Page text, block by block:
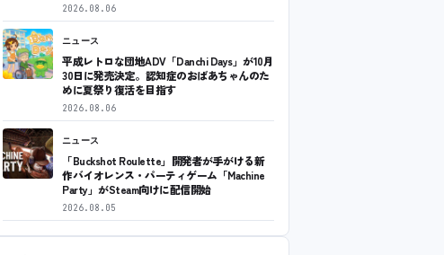
2026.08.06
ニュース
平成レトロな団地ADV「Danchi Days」が10月
30日に発売決定。認知症のおばあちゃんのた
めに夏祭り復活を目指す
2026.08.06
ニュース
「Buckshot Roulette」開発者が手がける新
作バイオレンス・パーティゲーム「Machine
Party」がSteam向けに配信開始
2026.08.05